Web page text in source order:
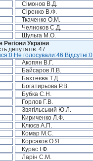
Сімонов В.Д.
Сіренко В.Ф.
Ткаченко О.М.
Челноков С.Д.
Шульга М.О.
Регіони України
депутатів: 47
Не голосували:46 Відсутні:0
Акопян В.Г.
Байсаров Л.В.
Бахтеєва Т.Д.
Богатирьова Р.В.
Бубка С.Н.
Горлов Г.В.
Звягільський Ю.Л.
Кириченко Л.Ф.
Клюєв А.П.
Комар М.С.
Корсаков О.Я.
Курас І.Ф.
Ларін С.М.